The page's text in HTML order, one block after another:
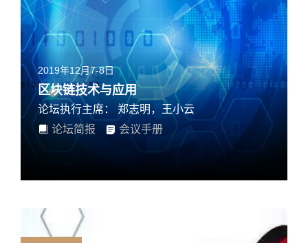
2019年12月7-8日
区块链技术与应用
论坛执行主席： 郑志明，王小云
论坛简报
会议手册